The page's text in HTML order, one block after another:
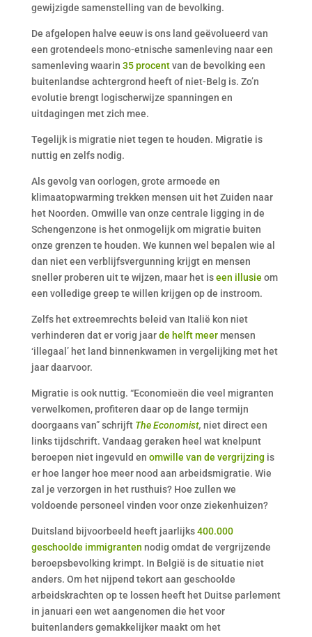
gewijzigde samenstelling van de bevolking.
De afgelopen halve eeuw is ons land geëvolueerd van
een grotendeels mono-etnische samenleving naar een
samenleving waarin 35 procentvan de bevolking een
buitenlandse achtergrond heeft of niet-Belg is. Zo’n
evolutie brengt logischerwijze spanningen en
uitdagingen met zich mee.
Tegelijk is migratie niet tegen te houden. Migratie is
nuttig en zelfs nodig.
Als gevolg van oorlogen, grote armoede en
klimaatopwarming trekken mensen uit het Zuiden naar
het Noorden. Omwille van onze centrale ligging in de
Schengenzone is het onmogelijk om migratie buiten
onze grenzen te houden. We kunnen wel bepalen wie al
dan niet een verblijfsvergunning krijgt en mensen
sneller proberen uit te wijzen, maar het iseen illusie om
een volledige greep te willen krijgen op de instroom.
Zelfs het extreemrechts beleid van Italië kon niet
verhinderen dat er vorig jaarde helft meermensen
‘illegaal’ het land binnenkwamen in vergelijking met het
jaar daarvoor.
Migratie is ook nuttig. “Economieën die veel migranten
verwelkomen, profiteren daar op de lange termijn
doorgaans van” schrijft The Economist, niet direct een
links tijdschrift. Vandaag geraken heel wat knelpunt
beroepen niet ingevuld en omwille van de vergrijzing is
er hoe langer hoe meer nood aan arbeidsmigratie. Wie
zal je verzorgen in het rusthuis? Hoe zullen we
voldoende personeel vinden voor onze ziekenhuizen?
Duitsland bijvoorbeeld heeft jaarlijks400.000
geschoolde immigranten nodig omdat de vergrijzende
beroepsbevolking krimpt. In België is de situatie niet
anders. Om het nijpend tekort aan geschoolde
arbeidskrachten op te lossen heeft het Duitse parlement
in januari een wet aangenomen die het voor
buitenlanders gemakkelijker maakt om het